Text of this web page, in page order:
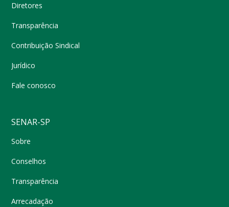
Diretores
Transparência
Contribuição Sindical
Jurídico
Fale conosco
SENAR-SP
Sobre
Conselhos
Transparência
Arrecadação